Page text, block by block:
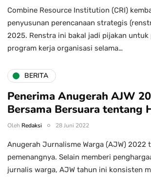
Combine Resource Institution (CRI)
penyusunan perencanaan strategis
2025. Renstra ini bakal jadi pijakan
program kerja organisasi selama…
BERITA
Penerima Anugerah AJW
Bersama Bersuara tentang
Oleh Redaksi 28 Juni 2022
Anugerah Jurnalisme Warga (AJW) 2022
pemenangnya. Selain memberi
jurnalis warga, AJW tahun ini konsisten